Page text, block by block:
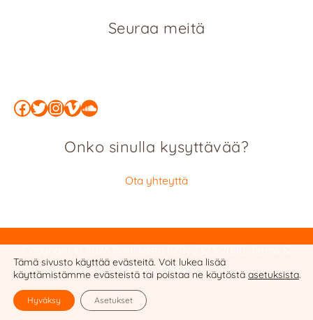
Seuraa meitä
Facebook
Twitter
Instagram
Vimeo
SoundCloud
Onko sinulla kysyttävää?
Ota yhteyttä
Privacy Policy
Website by Cobalt Studio
Tämä sivusto käyttää evästeitä. Voit lukea lisää
käyttämistämme evästeistä tai poistaa ne käytöstä asetuksista.
Hyväksy Asetukset